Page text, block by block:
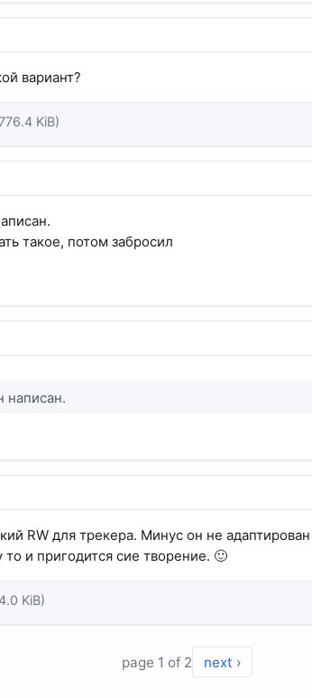
вариант?
KiB)
такое, потом забросил
написан.
RW для трекера. Минус он не
и пригодится сие творение. 🙂
KiB)
page 1 of 2 next ›